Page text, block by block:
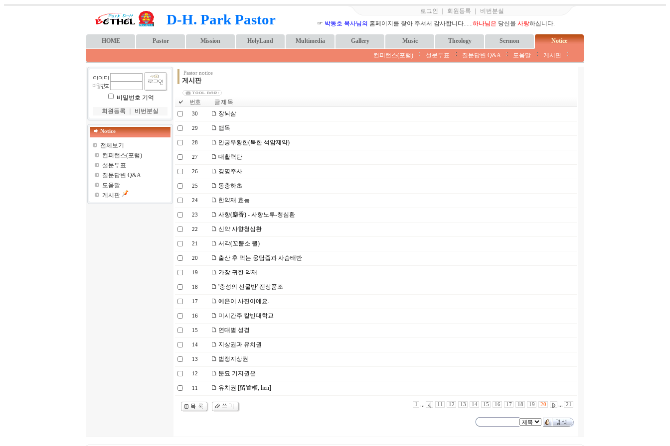
D-H. Park Pastor
로그인 회원등록
비번분실
☞ 박동호 목사님의 홈페이지를 찾아 주셔서 감사합니다......하나님은 당신을 사랑하십니다.
HOME Pastor Mission HolyLand Multimedia Gallery Music Theology Sermon Notice
컨퍼런스(포럼) 설문투표 질문답변 Q&A 도움말 게시판
비밀번호 기억
회원등록
비번분실
Notice
전체보기
컨퍼런스(포럼)
설문투표
질문답변 Q&A
도움말
게시판
Pastor notice
게시판
번호 글 제 목
30 장뇌삼
29 뱀독
28 안궁우황한(북한 석암제약)
27 대활력단
26 경명주사
25 동충하초
24 한약재 효능
23 사향(麝香) - 사향노루-청심환
22 신약 사향청심환
21 서각(꼬뿔소 뿔)
20 출산 후 먹는 웅담즙과 사슴태반
19 가장 귀한 약재
18 '충성의 선물반' 진상품조
17 예은이 사진이에요.
16 미시간주 칼빈대학교
15 연대별 성경
14 지상권과 유치권
13 법정지상권
12 분묘 기지권은
11 유치권 [留置權, lien]
1 ,,, 11 12 13 14 15 16 17 18 19 20 ,,, 21